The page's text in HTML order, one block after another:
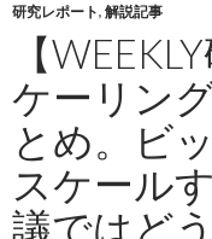
研究レポート, 解説記事
【
ケーリン
とめ。ビ
スケール
議ではど